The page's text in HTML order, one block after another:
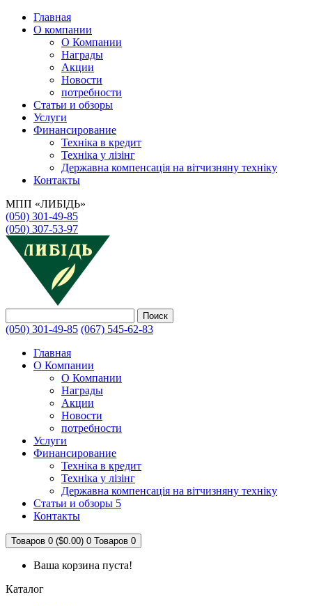
Главная
О компании
О Компании
Награды
Акции
Новости
потребности
Статьи и обзоры
Услуги
Финансирование
Техніка в кредит
Техніка у лізінг
Державна компенсація на вітчизняну техніку
Контакты
МПП «ЛИБІДЬ»
(050) 301-49-85
(050) 307-53-97
Поиск
(050) 301-49-85 (067) 545-62-83
Главная
О Компании
О Компании
Награды
Акции
Новости
потребности
Услуги
Финансирование
Техніка в кредит
Техніка у лізінг
Державна компенсація на вітчизняну техніку
Статьи и обзоры 5
Контакты
Товаров 0 ($0.00) 0 Товаров 0
Ваша корзина пуста!
Каталог